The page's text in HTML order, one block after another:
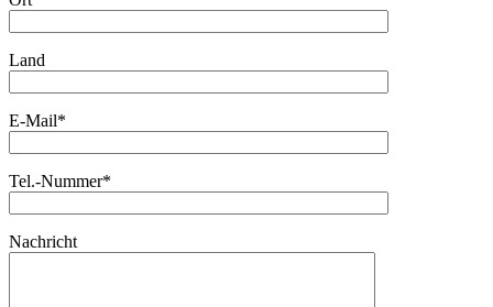
Land
E-Mail*
Tel.-Nummer*
Nachricht